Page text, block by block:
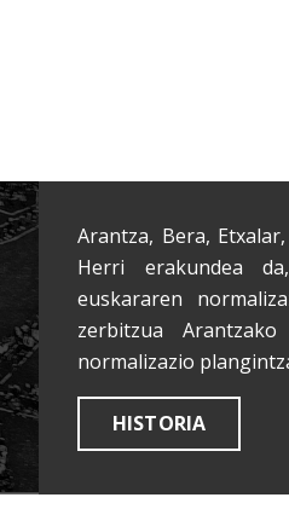
Arantza, Bera,
Herri erakundea
euskararen
zerbitzua
normalizazio
HISTORIA